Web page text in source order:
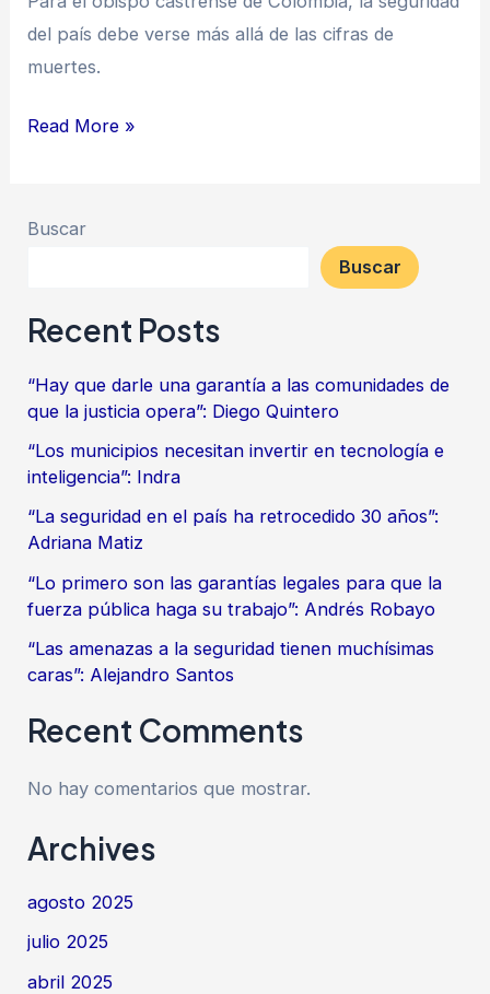
del país debe verse más allá de las cifras de
muertes.
Read More »
Buscar
Buscar
Recent Posts
“Hay que darle una garantía a las comunidades de
que la justicia opera”: Diego Quintero
“Los municipios necesitan invertir en tecnología e
inteligencia”: Indra
“La seguridad en el país ha retrocedido 30 años”:
Adriana Matiz
“Lo primero son las garantías legales para que la
fuerza pública haga su trabajo”: Andrés Robayo
“Las amenazas a la seguridad tienen muchísimas
caras”: Alejandro Santos
Recent Comments
No hay comentarios que mostrar.
Archives
agosto 2025
julio 2025
abril 2025